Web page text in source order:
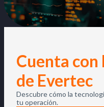
Cuenta con
de Evertec
Descubre cómo la
tu operación.